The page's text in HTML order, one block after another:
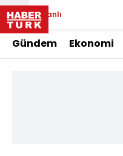
Canlı
Gündem Ekonomi